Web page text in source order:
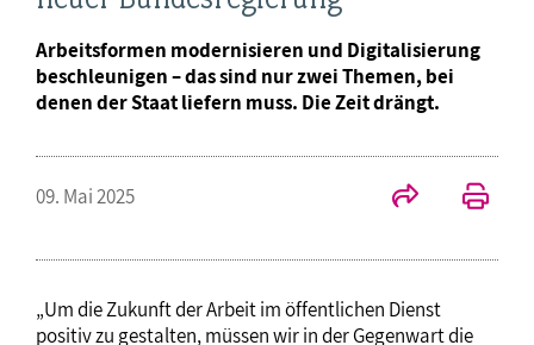
Arbeitsformen modernisieren und Digitalisierung
beschleunigen – das sind nur zwei Themen, bei
denen der Staat liefern muss. Die Zeit drängt.
09. Mai 2025
„Um die Zukunft der Arbeit im öffentlichen Dienst
positiv zu gestalten, müssen wir in der Gegenwart die